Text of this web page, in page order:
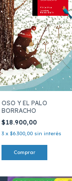
OSO Y EL PALO
BORRACHO
$18.900,00
3 x $6.300,00 sin interés